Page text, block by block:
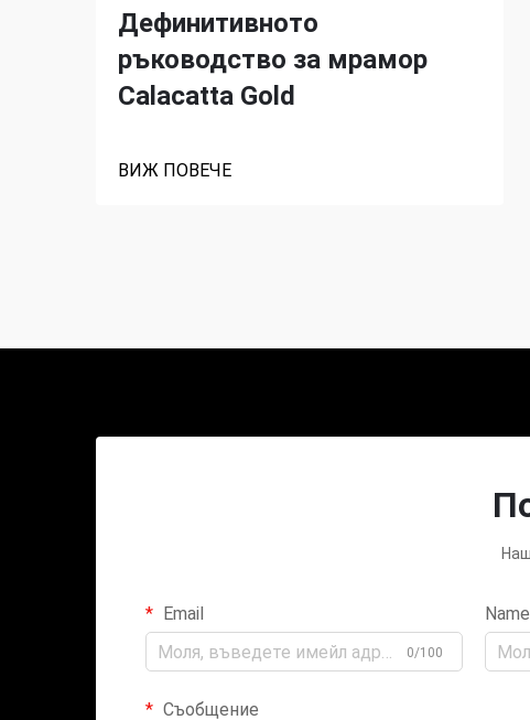
Дефинитивното
ръководство за мрамор
Calacatta Gold
ВИЖ ПОВЕЧЕ
Email
0/100
Name
Съобщение